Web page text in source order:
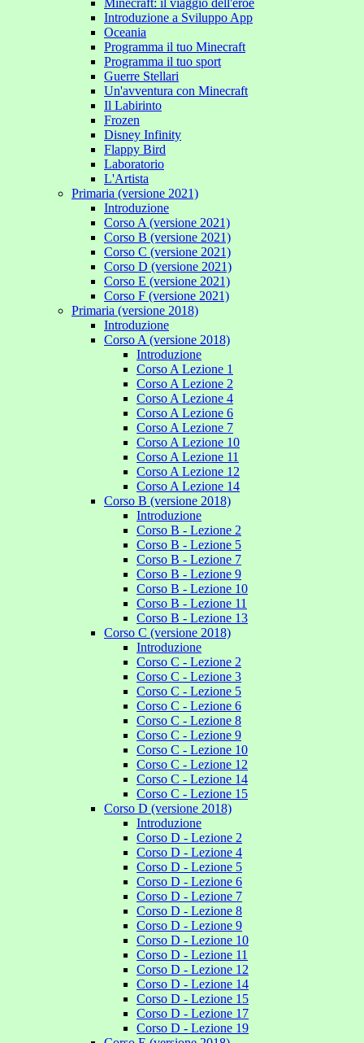
Minecraft: il viaggio dell'eroe
Introduzione a Sviluppo App
Oceania
Programma il tuo Minecraft
Programma il tuo sport
Guerre Stellari
Un'avventura con Minecraft
Il Labirinto
Frozen
Disney Infinity
Flappy Bird
Laboratorio
L'Artista
Primaria (versione 2021)
Introduzione
Corso A (versione 2021)
Corso B (versione 2021)
Corso C (versione 2021)
Corso D (versione 2021)
Corso E (versione 2021)
Corso F (versione 2021)
Primaria (versione 2018)
Introduzione
Corso A (versione 2018)
Introduzione
Corso A Lezione 1
Corso A Lezione 2
Corso A Lezione 4
Corso A Lezione 6
Corso A Lezione 7
Corso A Lezione 10
Corso A Lezione 11
Corso A Lezione 12
Corso A Lezione 14
Corso B (versione 2018)
Introduzione
Corso B - Lezione 2
Corso B - Lezione 5
Corso B - Lezione 7
Corso B - Lezione 9
Corso B - Lezione 10
Corso B - Lezione 11
Corso B - Lezione 13
Corso C (versione 2018)
Introduzione
Corso C - Lezione 2
Corso C - Lezione 3
Corso C - Lezione 5
Corso C - Lezione 6
Corso C - Lezione 8
Corso C - Lezione 9
Corso C - Lezione 10
Corso C - Lezione 12
Corso C - Lezione 14
Corso C - Lezione 15
Corso D (versione 2018)
Introduzione
Corso D - Lezione 2
Corso D - Lezione 4
Corso D - Lezione 5
Corso D - Lezione 6
Corso D - Lezione 7
Corso D - Lezione 8
Corso D - Lezione 9
Corso D - Lezione 10
Corso D - Lezione 11
Corso D - Lezione 12
Corso D - Lezione 14
Corso D - Lezione 15
Corso D - Lezione 17
Corso D - Lezione 19